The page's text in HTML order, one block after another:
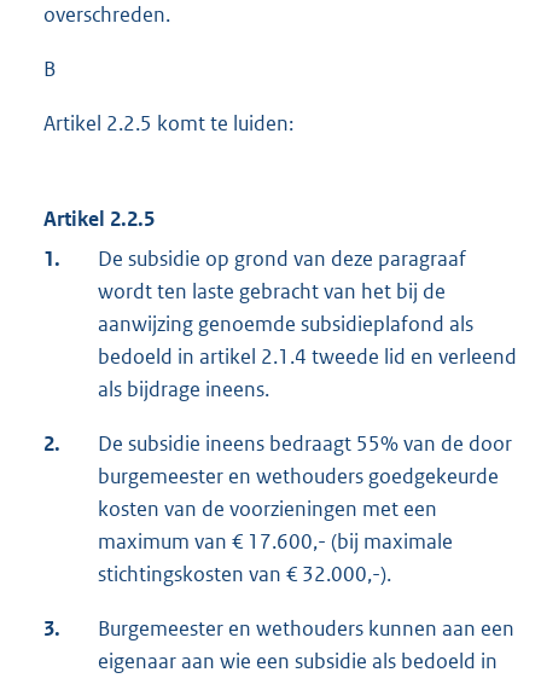
overschreden.
B
Artikel 2.2.5 komt te luiden:
Artikel 2.2.5
1.
De subsidie op grond van deze paragraaf
wordt ten laste gebracht van het bij de
aanwijzing genoemde subsidieplafond als
bedoeld in artikel 2.1.4 tweede lid en verleend
als bijdrage ineens.
2.
De subsidie ineens bedraagt 55% van de door
burgemeester en wethouders goedgekeurde
kosten van de voorzieningen met een
maximum van € 17.600,- (bij maximale
stichtingskosten van € 32.000,-).
3.
Burgemeester en wethouders kunnen aan een
eigenaar aan wie een subsidie als bedoeld in